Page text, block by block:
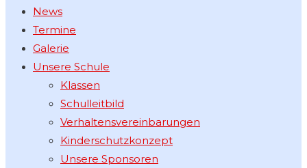
News
Termine
Galerie
Unsere Schule
Klassen
Schulleitbild
Verhaltensvereinbarungen
Kinderschutzkonzept
Unsere Sponsoren